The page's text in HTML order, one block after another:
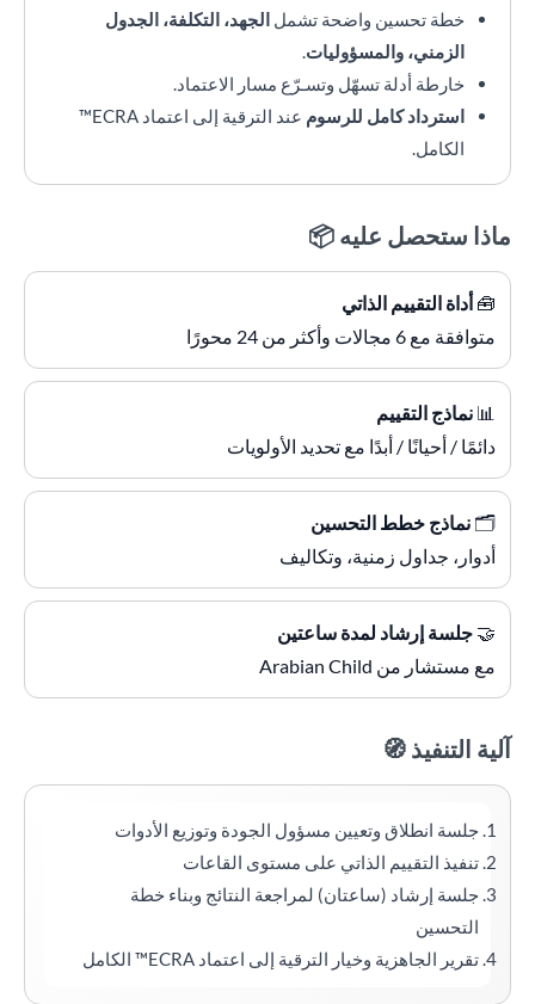
خطة تحسين واضحة تشمل الجهد، التكلفة، الجدول
الزمني، والمسؤوليات.
خارطة أدلة تسهّل وتسـرّع مسار الاعتماد.
استرداد كامل للرسوم
عند الترقية إلى اعتماد ECRA™
الكامل.
ماذا ستحصل عليه 📦
🧰أداة التقييم الذاتي
متوافقة مع 6 مجالات وأكثر من 24 محورًا
📊 نماذج التقييم
دائمًا / أحيانًا / أبدًا مع تحديد الأولويات
🗂️ نماذج خطط التحسين
أدوار، جداول زمنية، وتكاليف
🤝 جلسة إرشاد لمدة ساعتين
مع مستشار من Arabian Child
آلية التنفيذ 🧭
جلسة انطلاق وتعيين مسؤول الجودة وتوزيع الأدوات
تنفيذ التقييم الذاتي على مستوى القاعات
جلسة إرشاد (ساعتان) لمراجعة النتائج وبناء خطة
التحسين
تقرير الجاهزية وخيار الترقية إلى اعتماد ECRA™ الكامل